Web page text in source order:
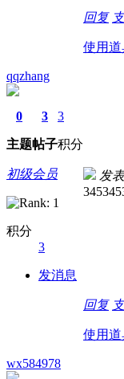
回复
使用道
qqzhang
0
主题
3
帖子
3
积分
初级会员
积分
3
发消息
发
回复
使用道
wx584978